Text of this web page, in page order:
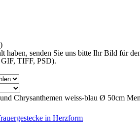
haben, senden Sie uns bitte Ihr Bild für
TIFF, PSD).
Chrysanthemen weiss-blau Ø 50cm
in Herzform